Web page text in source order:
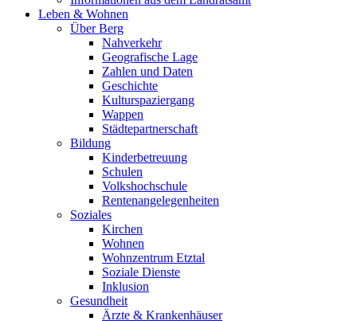
Leben & Wohnen
Über Berg
Nahverkehr
Geografische Lage
Zahlen und Daten
Geschichte
Kulturspaziergang
Wappen
Städtepartnerschaft
Bildung
Kinderbetreuung
Schulen
Volkshochschule
Rentenangelegenheiten
Soziales
Kirchen
Wohnen
Wohnzentrum Etztal
Soziale Dienste
Inklusion
Gesundheit
Ärzte & Krankenhäuser